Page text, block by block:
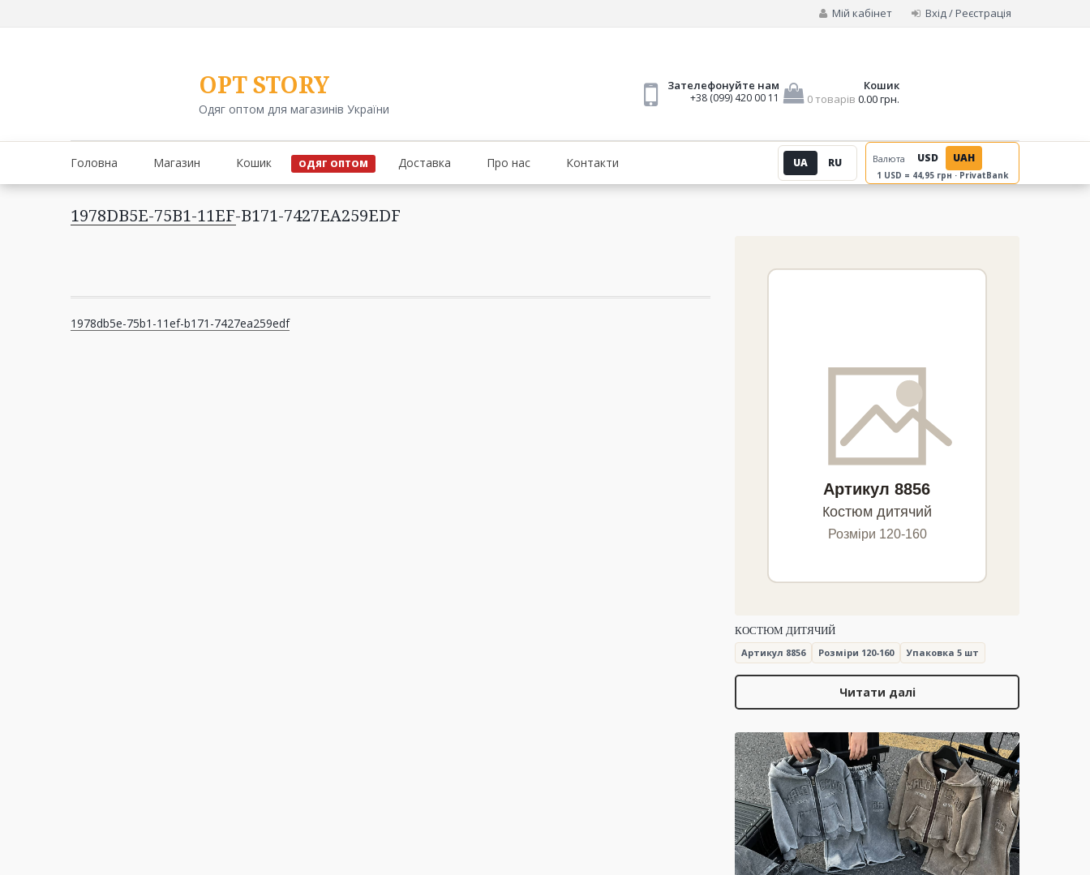
Мій кабінет Вхід / Реєстрація
OPT STORY
Одяг оптом для магазинів України
Зателефонуйте нам
+38 (099) 420 00 11
Кошик
0 товарів 0.00 грн.
Головна Магазин Кошик ОДЯГ ОПТОМ Доставка Про нас Контакти UA RU Валюта USD UAH
1 USD = 44,95 грн · PrivatBank
1978DB5E-75B1-11EF-B171-7427EA259EDF
1978db5e-75b1-11ef-b171-7427ea259edf
КОСТЮМ ДИТЯЧИЙ
Артикул 8856
Розміри 120-160 Упаковка 5 шт
Читати далі